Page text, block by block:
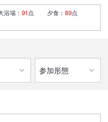
浴場 ： 91 点 夕食 ： 89点